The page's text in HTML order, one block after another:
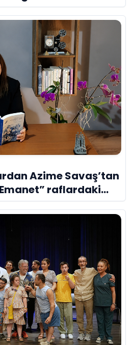
Azime Savaş’tan
raflardaki